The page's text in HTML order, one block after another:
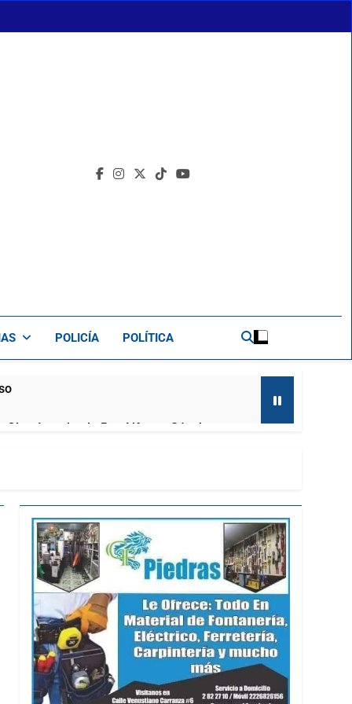
POLICÍA POLÍTICA
Impulsada Por Alfonso Sánchez
a la prensa